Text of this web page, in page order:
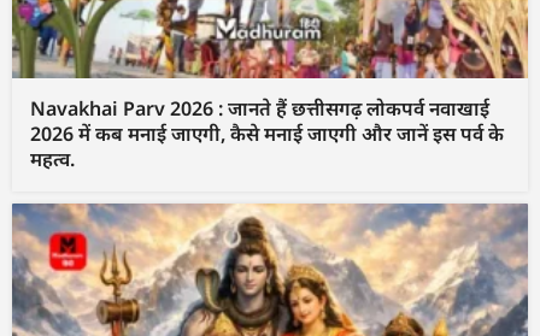
Navakhai Parv 2026 : जानते हैं छत्तीसगढ़ लोकपर्व नवाखाई
2026 में कब मनाई जाएगी, कैसे मनाई जाएगी और जानें इस पर्व के
महत्व.